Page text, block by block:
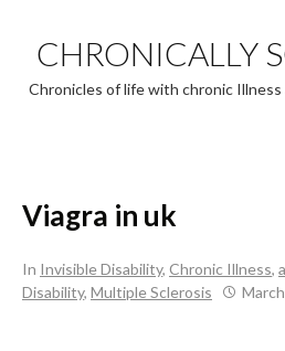
CHRONICALLY
Chronicles of life with chronic
Viagra in uk
In Invisible Disability, Chronic Illness,
Disability, Multiple Sclerosis